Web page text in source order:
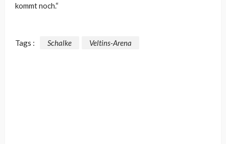
kommt noch.“
Tags : Schalke Veltins-Arena